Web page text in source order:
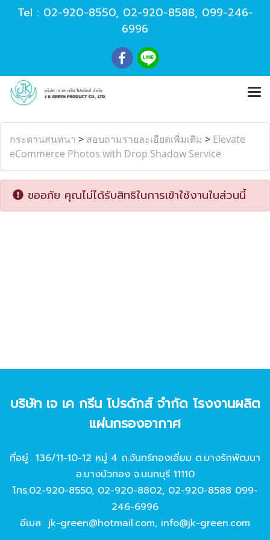
Tel : 02-920-8550, 02-920-8588, 099-246-
6996
กระดานสนทนา > สอบถามรายละเอียดเพิ่มเติม > Elevate
eCommerce Photos with Drop Shadow Service
ขออภัย คุณไม่ได้รับสิทธิในการเข้าใช้งานในส่วนนี้
บริษัท เจ เค กรีน โปรดักส์ จํากัด โรงงานผลิต
แผ่นกรองอากาศ
ที่อยู่ 136/11-10-12 หมู่ 4 ถ.จันทร์ทองเอี่ยม ต.บางรักพัฒนา
อ.บางบัวทอง จ.นนทบุรี 11110
โทร.02-920-8550, 02-920-8802, 02-920-8588 099-
246-6996
อีเมล jk-green@hotmail.com, info@jk-green.com